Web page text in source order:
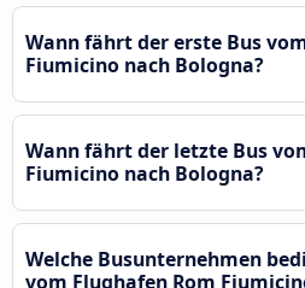
Wann fährt der erste Bus
Fiumicino nach Bologna?
Wann fährt der letzte Bus
Fiumicino nach Bologna?
Welche Busunternehmen
vom Flughafen Rom